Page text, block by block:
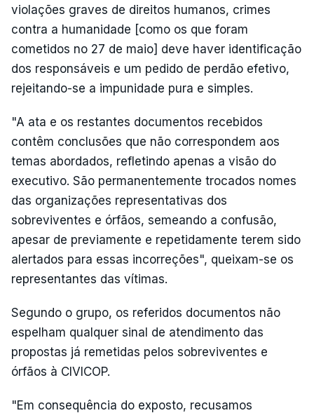
violações graves de direitos humanos, crimes
contra a humanidade [como os que foram
cometidos no 27 de maio] deve haver identificação
dos responsáveis e um pedido de perdão efetivo,
rejeitando-se a impunidade pura e simples.
"A ata e os restantes documentos recebidos
contêm conclusões que não correspondem aos
temas abordados, refletindo apenas a visão do
executivo. São permanentemente trocados nomes
das organizações representativas dos
sobreviventes e órfãos, semeando a confusão,
apesar de previamente e repetidamente terem sido
alertados para essas incorreções", queixam-se os
representantes das vítimas.
Segundo o grupo, os referidos documentos não
espelham qualquer sinal de atendimento das
propostas já remetidas pelos sobreviventes e
órfãos à CIVICOP.
"Em consequência do exposto, recusamos